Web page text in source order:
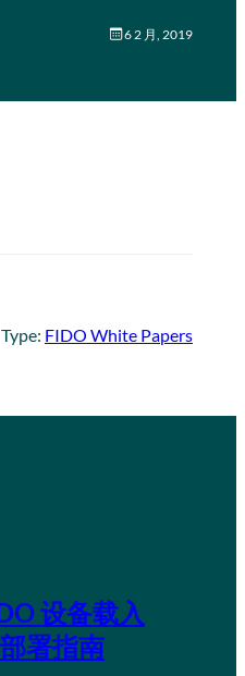
6 2 月, 2019
Type: FIDO White Papers
设备载入
署指南